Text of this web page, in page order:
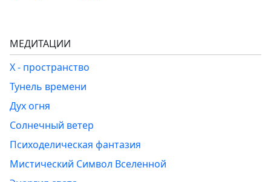
МЕДИТАЦИИ
Х - пространство
Тунель времени
Дух огня
Солнечный ветер
Психоделическая фантазия
Мистический Символ Вселенной